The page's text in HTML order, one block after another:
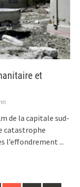
et
de la capitale sud-
catastrophe
l’effondrement ...